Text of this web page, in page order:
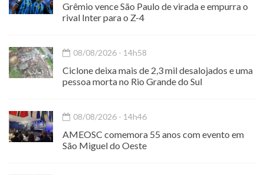
Grêmio vence São Paulo de virada e empurra o
rival Inter para o Z-4
08/08/2026 - 14h58
Ciclone deixa mais de 2,3 mil desalojados e uma
pessoa morta no Rio Grande do Sul
08/08/2026 - 14h46
AMEOSC comemora 55 anos com evento em
São Miguel do Oeste